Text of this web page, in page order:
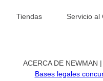
Tiendas Servicio al
ACERCA DE NEWMAN |
Bases legales